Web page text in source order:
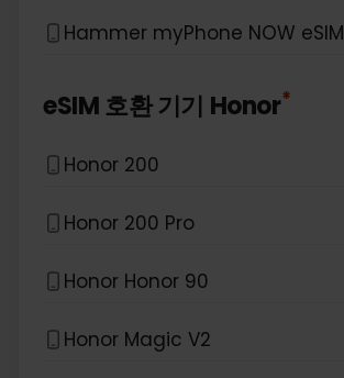
Hammer myPhone NOW eSIM
eSIM 호환 기기 Honor*
Honor 200
Honor 200 Pro
Honor Honor 90
Honor Magic V2